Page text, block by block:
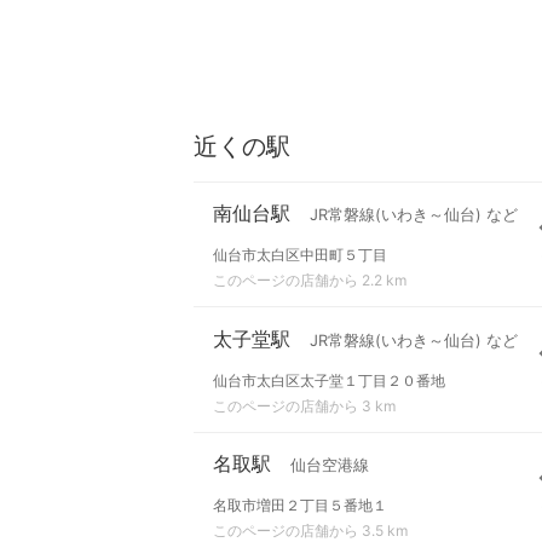
近くの駅
南仙台駅 JR常磐線(いわき～仙台) など
仙台市太白区中田町５丁目
このページの店舗から 2.2 km
太子堂駅 JR常磐線(いわき～仙台) など
仙台市太白区太子堂１丁目２０番地
このページの店舗から 3 km
名取駅 仙台空港線
名取市増田２丁目５番地１
このページの店舗から 3.5 km